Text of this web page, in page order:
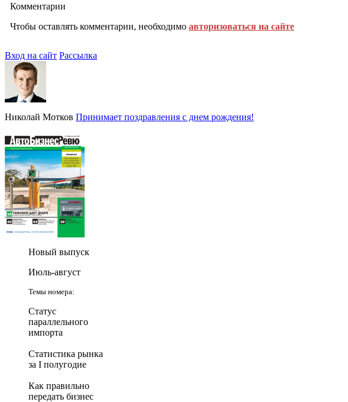
Комментарии
Чтобы оставлять комментарии, необходимо авторизоваться на сайте
Вход на сайт Рассылка
Николай Мотков Принимает поздравления с днем рождения!
Новый выпуск
Июль-август
Темы номера:
Статус
параллельного
импорта
Статистика рынка
за I полугодие
Как правильно
передать бизнес